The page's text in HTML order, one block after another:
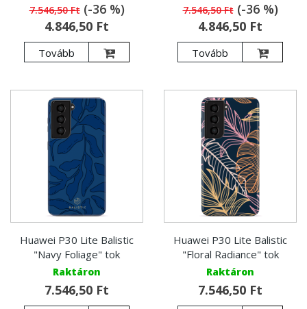
7.546,50 Ft(-36 %)
4.846,50 Ft
Tovább
7.546,50 Ft(-36 %)
4.846,50 Ft
Tovább
Huawei P30 Lite Balistic
"Navy Foliage" tok
Raktáron
7.546,50 Ft
Huawei P30 Lite Balistic
"Floral Radiance" tok
Raktáron
7.546,50 Ft